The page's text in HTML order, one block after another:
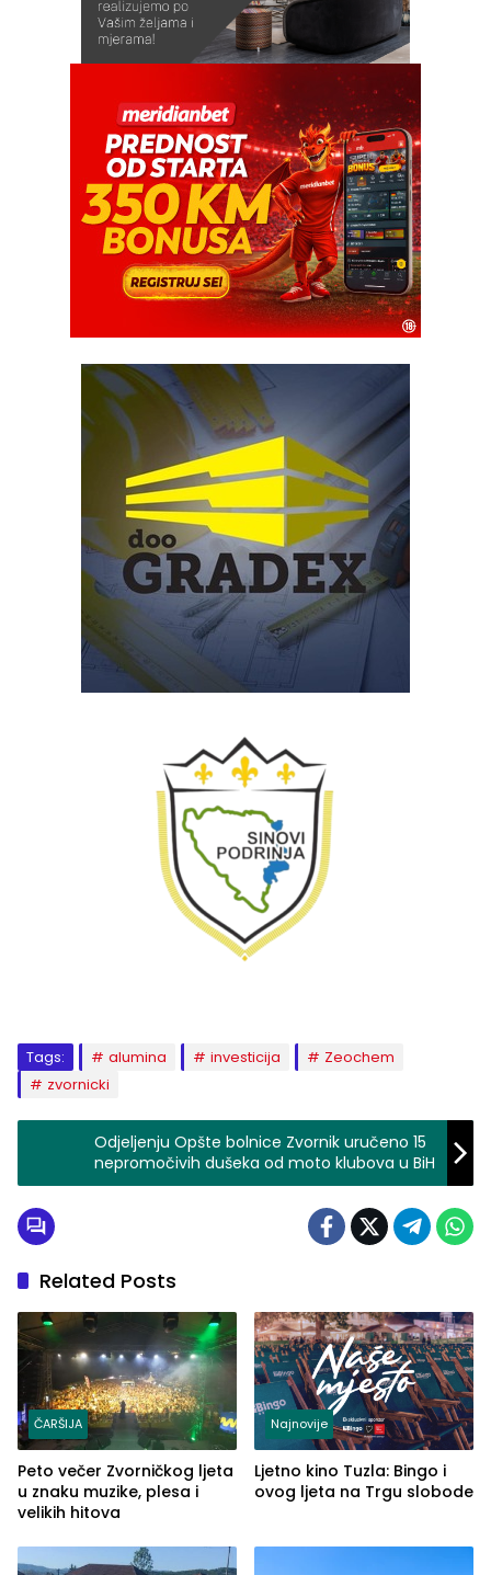
Tags: alumina investicija
Zeochem
zvornicki
Odjeljenju Opšte bolnice Zvornik uručeno 15
nepromočivih dušeka od moto klubova u BiH
Related Posts
ČARŠIJA
Peto večer Zvorničkog ljeta
u znaku muzike, plesa i
velikih hitova
Najnovije
Ljetno kino Tuzla: Bingo i
ovog ljeta na Trgu slobode